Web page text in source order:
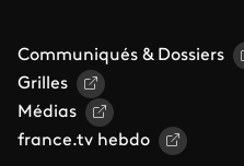
Communiqués & Dossiers
Grilles
Médias
france.tv hebdo